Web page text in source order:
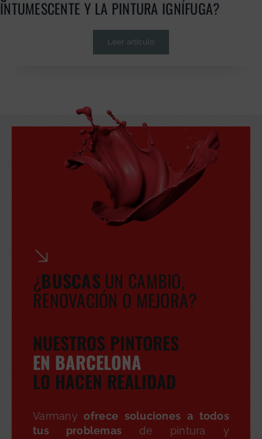
INTUMESCENTE Y LA PINTURA IGNÍFUGA?
Leer artículo
¿BUSCASUN CAMBIO,
RENOVACIÓN O MEJORA?
NUESTROS PINTORES
EN BARCELONA
LO HACEN REALIDAD
Varmany ofrece soluciones a todos
tus problemas de pintura y